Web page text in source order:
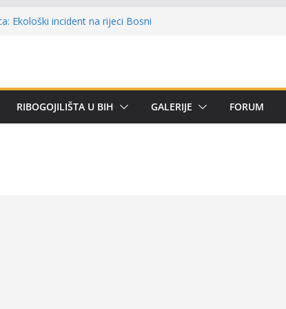
u Kotor Varoši: Snimak iz Vrbanje
za učešće u Premijer ligi BiH za
kup ‘Rafael Grgić – Rafko’: Vogošćani
RIBOGOJILIŠTA U BIH GALERIJE FORUM